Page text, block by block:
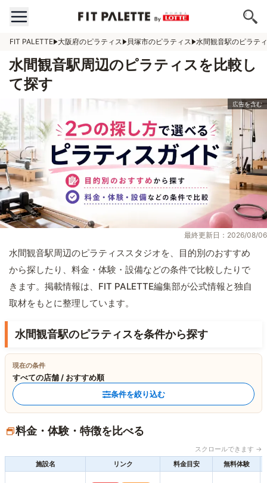
FIT PALETTE 大阪府のピラティス 貝塚市のピラティス 水間観音駅のピラテ
水間観音駅周辺のピラティスを比較し
て探す
最終更新日：2026/08/06
水間観音駅周辺のピラティススタジオを、目的別のおすすめ
から探したり、料金・体験・設備などの条件で比較したりで
きます。掲載情報は、FIT PALETTE編集部が公式情報と独自
取材をもとに整理しています。
水間観音駅のピラティスを条件から探す
現在の条件
すべての店舗 / おすすめ順
条件を絞り込む
料金・体験・特徴を比べる
スクロールできます →
施設名
リンク 料金目安 無料体験